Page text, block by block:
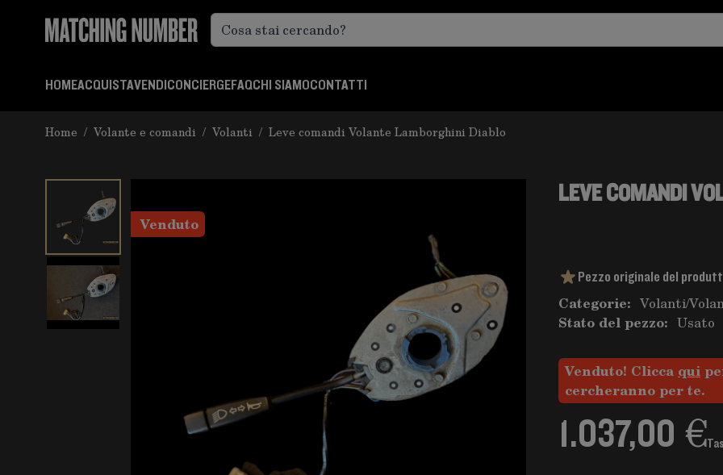
HOMEACQUISTAVENDICONCIERGEFAQCHI SIAMOCONTATTI
Home / Volante e comandi / Volanti / Leve comandi Volante Lamborghini Diablo
LEVE COMANDI
Venduto
Pezzo originale del
Categorie: Volanti/
Stato del pezzo: Usato
Venduto! Clicca qui
cercheranno per te.
1.037,00 €